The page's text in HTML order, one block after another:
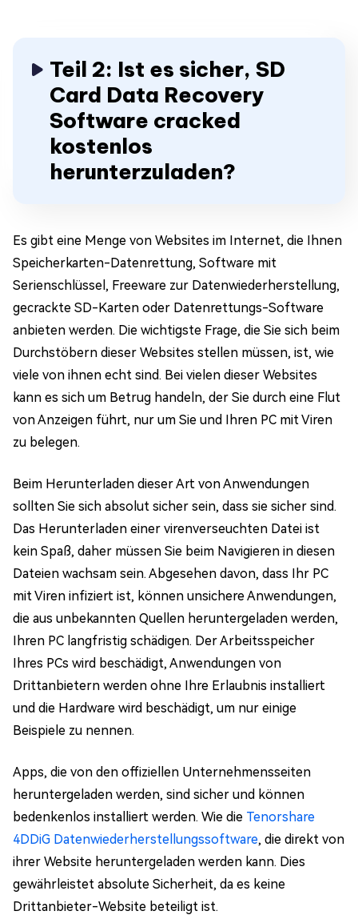
Teil 2: Ist es sicher, SD
Card Data Recovery
Software cracked
kostenlos
herunterzuladen?
Es gibt eine Menge von Websites im Internet, die Ihnen
Speicherkarten-Datenrettung, Software mit
Serienschlüssel, Freeware zur Datenwiederherstellung,
gecrackte SD-Karten oder Datenrettungs-Software
anbieten werden. Die wichtigste Frage, die Sie sich beim
Durchstöbern dieser Websites stellen müssen, ist, wie
viele von ihnen echt sind. Bei vielen dieser Websites
kann es sich um Betrug handeln, der Sie durch eine Flut
von Anzeigen führt, nur um Sie und Ihren PC mit Viren
zu belegen.
Beim Herunterladen dieser Art von Anwendungen
sollten Sie sich absolut sicher sein, dass sie sicher sind.
Das Herunterladen einer virenverseuchten Datei ist
kein Spaß, daher müssen Sie beim Navigieren in diesen
Dateien wachsam sein. Abgesehen davon, dass Ihr PC
mit Viren infiziert ist, können unsichere Anwendungen,
die aus unbekannten Quellen heruntergeladen werden,
Ihren PC langfristig schädigen. Der Arbeitsspeicher
Ihres PCs wird beschädigt, Anwendungen von
Drittanbietern werden ohne Ihre Erlaubnis installiert
und die Hardware wird beschädigt, um nur einige
Beispiele zu nennen.
Apps, die von den offiziellen Unternehmensseiten
heruntergeladen werden, sind sicher und können
bedenkenlos installiert werden. Wie die Tenorshare
4DDiG Datenwiederherstellungssoftware, die direkt von
ihrer Website heruntergeladen werden kann. Dies
gewährleistet absolute Sicherheit, da es keine
Drittanbieter-Website beteiligt ist.